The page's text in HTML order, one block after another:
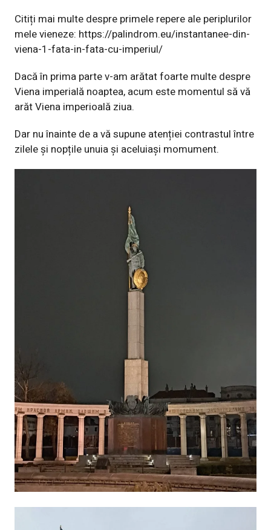
Citiți mai multe despre primele repere ale periplurilor
mele vieneze: https://palindrom.eu/instantanee-din-
viena-1-fata-in-fata-cu-imperiul/
Dacă în prima parte v-am arătat foarte multe despre
Viena imperială noaptea, acum este momentul să vă
arăt Viena imperioală ziua.
Dar nu înainte de a vă supune atenției contrastul între
zilele și nopțile unuia și aceluiași momument.